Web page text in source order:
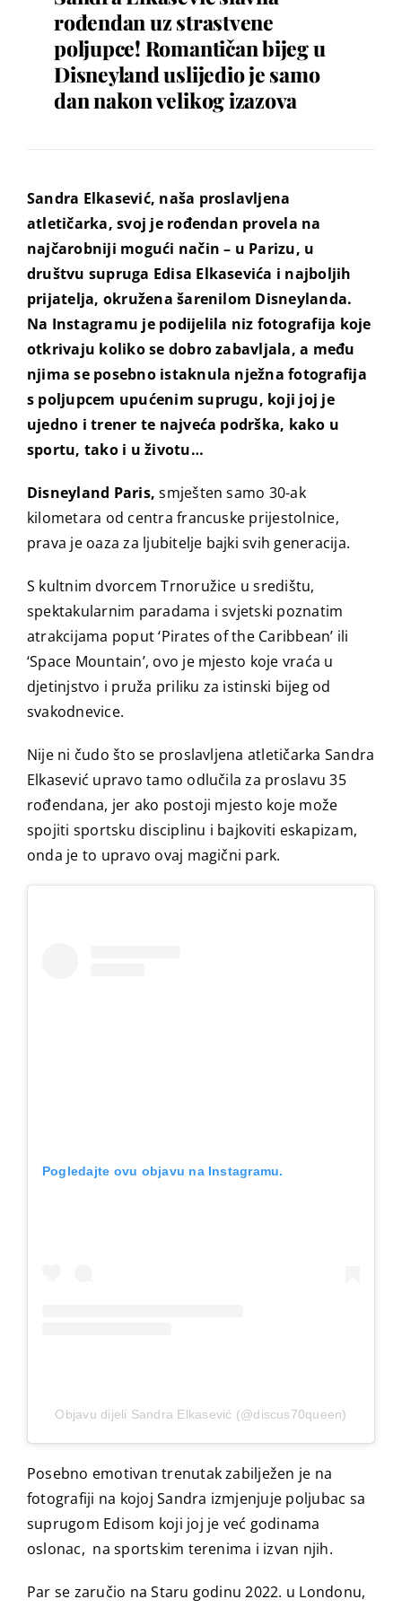
rođendan uz strastvene
poljupce! Romantičan bijeg u
Disneyland uslijedio je samo
dan nakon velikog izazova
Sandra Elkasević, naša proslavljena
atletičarka, svoj je rođendan provela na
najčarobniji mogući način – u Parizu, u
društvu supruga Edisa Elkasevića i najboljih
prijatelja, okružena šarenilom Disneylanda.
Na Instagramu je podijelila niz fotografija koje
otkrivaju koliko se dobro zabavljala, a među
njima se posebno istaknula nježna fotografija
s poljupcem upućenim suprugu, koji joj je
ujedno i trener te najveća podrška, kako u
sportu, tako i u životu…
Disneyland Paris, smješten samo 30-ak
kilometara od centra francuske prijestolnice,
prava je oaza za ljubitelje bajki svih generacija.
S kultnim dvorcem Trnoružice u središtu,
spektakularnim paradama i svjetski poznatim
atrakcijama poput ‘Pirates of the Caribbean’ ili
‘Space Mountain’, ovo je mjesto koje vraća u
djetinjstvo i pruža priliku za istinski bijeg od
svakodnevice.
Nije ni čudo što se proslavljena atletičarka Sandra
Elkasević upravo tamo odlučila za proslavu 35
rođendana, jer ako postoji mjesto koje može
spojiti sportsku disciplinu i bajkoviti eskapizam,
onda je to upravo ovaj magični park.
Pogledajte ovu objavu na Instagramu.
Objavu dijeli Sandra Elkasević (@discus70queen)
Posebno emotivan trenutak zabilježen je na
fotografiji na kojoj Sandra izmjenjuje poljubac sa
suprugom Edisom koji joj je već godinama
oslonac, na sportskim terenima i izvan njih.
Par se zaručio na Staru godinu 2022. u Londonu,